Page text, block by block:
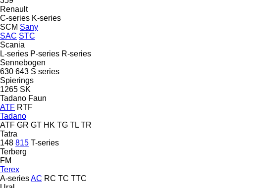
Renault
C-series K-series
SCM Sany
SAC STC
Scania
L-series P-series R-series
Sennebogen
630 643 S series
Spierings
1265 SK
Tadano Faun
ATF RTF
Tadano
ATF GR GT HK TG TL TR
Tatra
148 815 T-series
Terberg
FM
Terex
A-seriesAC RC TC TTC